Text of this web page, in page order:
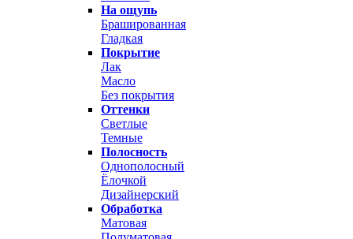
На ощупь
Брашированная
Гладкая
Покрытие
Лак
Масло
Без покрытия
Оттенки
Светлые
Темные
Полосность
Однополосный
Ёлочкой
Дизайнерский
Обработка
Матовая